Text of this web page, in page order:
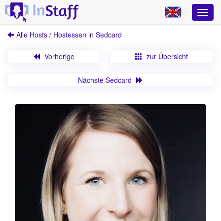
Alle Hosts / Hostessen in Sedcard
Vorherige zur Übersicht
Nächste Sedcard